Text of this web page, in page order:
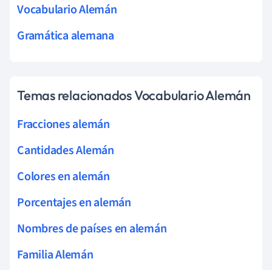
Vocabulario Alemán
Gramática alemana
Temas relacionados Vocabulario Alemán
Fracciones alemán
Cantidades Alemán
Colores en alemán
Porcentajes en alemán
Nombres de países en alemán
Familia Alemán